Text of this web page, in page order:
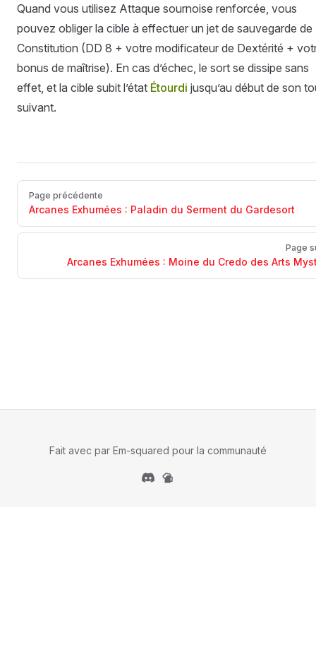
Quand vous utilisez Attaque sournoise renforcée, vous
pouvez obliger la cible à effectuer un jet de sauvegarde de
Constitution (DD 8 + votre modificateur de Dextérité +
bonus de maîtrise). En cas d’échec, le sort se dissipe sans
effet, et la cible subit l’état Étourdi jusqu’au début de son
suivant.
Page précédente
Arcanes Exhumées : Paladin du Serment du Gardesort
Page
Arcanes Exhumées : Moine du Credo des Arts
Fait avec par Em-squared pour la communauté